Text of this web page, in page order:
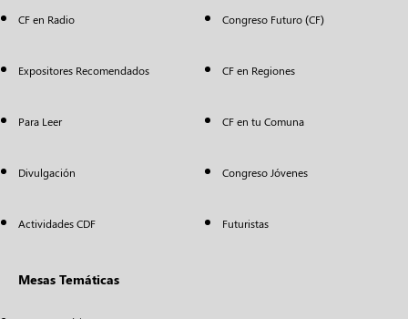
CF en Radio
Expositores Recomendados
Para Leer
Divulgación
Actividades CDF
Congreso Futuro (CF)
CF en Regiones
CF en tu Comuna
Congreso Jóvenes
Futuristas
Mesas Temáticas